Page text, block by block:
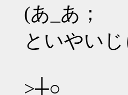
(あ_あ；
といやい
>┼○